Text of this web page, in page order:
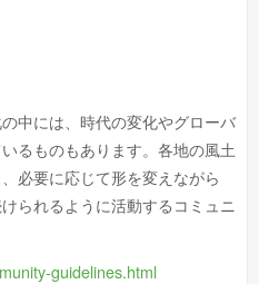
中には、時代の変化やグローバ
るものもあります。各地の風土
必要に応じて形を変えながら
られるように活動するコミュニ
guidelines.html